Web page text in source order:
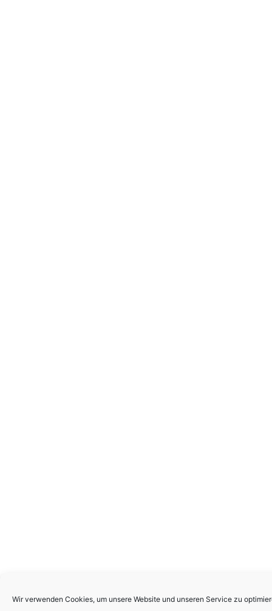
Wir verwenden Cookies, um unsere Website und unseren Service zu